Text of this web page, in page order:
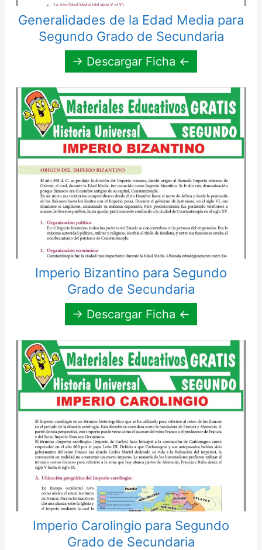
Generalidades de la Edad Media para
Segundo Grado de Secundaria
→ Descargar Ficha ←
Imperio Bizantino para Segundo
Grado de Secundaria
→ Descargar Ficha ←
Imperio Carolingio para Segundo
Grado de Secundaria